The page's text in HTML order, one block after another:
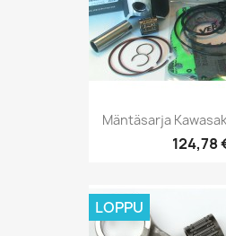
Mäntäsarja
124,78
LOPPU